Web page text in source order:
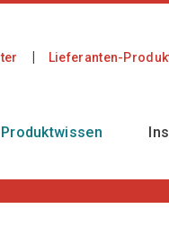
Lieferanten-
Produktwissen